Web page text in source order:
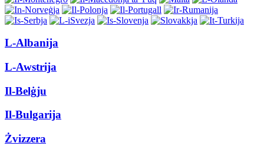
L-Albanija
L-Awstrija
Il-Belġju
Il-Bulgarija
Żvizzera